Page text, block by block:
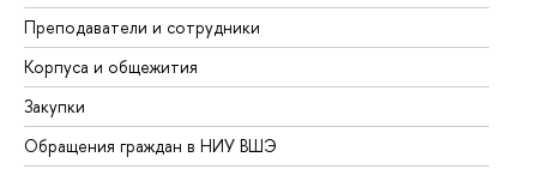
Преподаватели и сотрудники
Корпуса и общежития
Закупки
Обращения граждан в НИУ ВШЭ